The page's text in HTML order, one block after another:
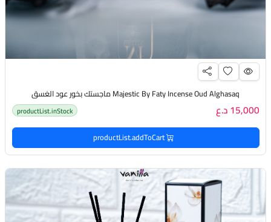
Majestic By Faty Incense Oud Alghasaq ماجستك بخور عود الغسق
15,000 د.ع productList.inStock
productList.addToCart